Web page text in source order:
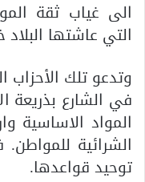
الى غياب ثقة
التي عاشتها
وتدعو تلك
في الشارع بذريعة
المواد الاساسية
الشرائية
توحيد قواعدها.